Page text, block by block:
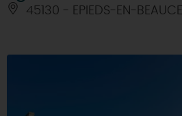
45130 - EPIEDS-EN-BEAUCE